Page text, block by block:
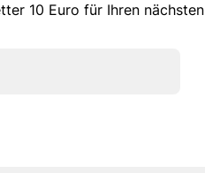
10 Euro für Ihren nächsten